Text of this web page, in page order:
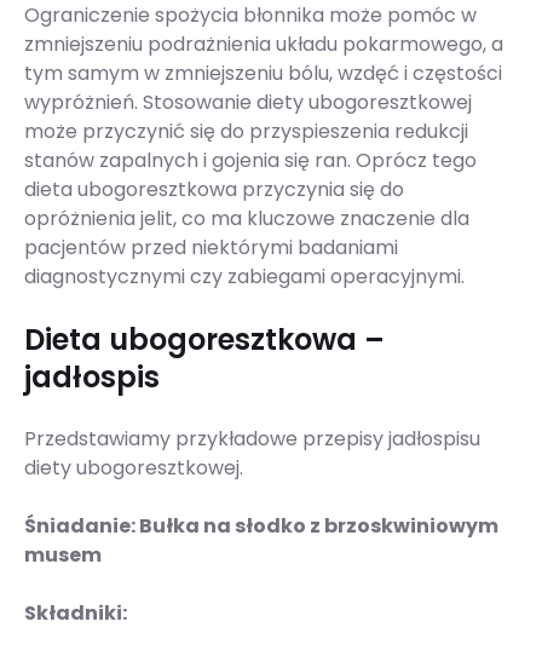
Ograniczenie spożycia błonnika może pomóc w
zmniejszeniu podrażnienia układu pokarmowego, a
tym samym w zmniejszeniu bólu, wzdęć i częstości
wypróżnień. Stosowanie diety ubogoresztkowej
może przyczynić się do przyspieszenia redukcji
stanów zapalnych i gojenia się ran. Oprócz tego
dieta ubogoresztkowa przyczynia się do
opróżnienia jelit, co ma kluczowe znaczenie dla
pacjentów przed niektórymi badaniami
diagnostycznymi czy zabiegami operacyjnymi.
Dieta ubogoresztkowa –
jadłospis
Przedstawiamy przykładowe przepisy jadłospisu
diety ubogoresztkowej.
Śniadanie: Bułka na słodko z brzoskwiniowym
musem
Składniki: